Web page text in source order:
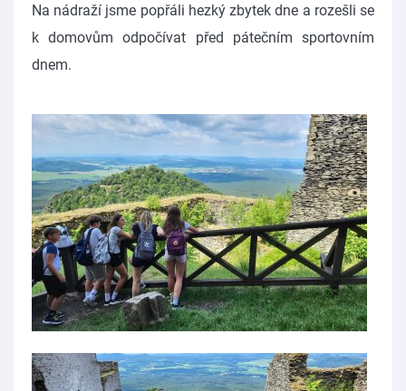
Na nádraží jsme popřáli hezký zbytek dne a rozešli se
k domovům odpočívat před pátečním sportovním
dnem.